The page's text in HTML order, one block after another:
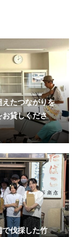
たつながりを
お貸しくださ
で伐採した竹